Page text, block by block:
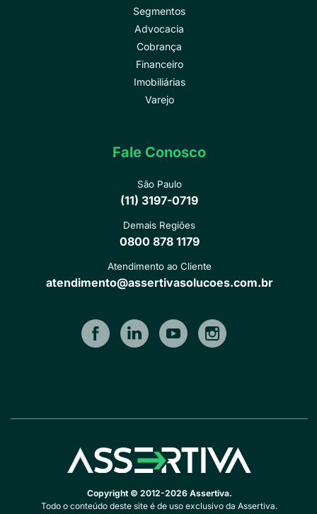
Segmentos
Advocacia
Cobrança
Financeiro
Imobiliárias
Varejo
Fale Conosco
São Paulo
(11) 3197-0719
Demais Regiões
0800 878 1179
Atendimento ao Cliente
atendimento@assertivasolucoes.com.br
Copyright © 2012-2026 Assertiva.
Todo o conteúdo deste site é de uso exclusivo da Assertiva.